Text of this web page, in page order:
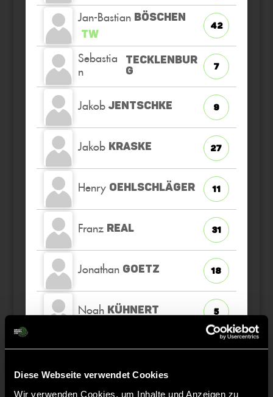
Diese Webseite verwendet Cookies
Wir verwenden Cookies, um Inhalte und Anzeigen zu
Jan-Bastian BÖSCHEN
TW
42
Sebastia
n
TECKLENBUR
G
7
Jakob JENTSCHKE 9
Jakob KRASKE 27
Henry OEHLSCHLÄGER 11
Franz REAL 31
Jonathan GOETZ 18
Noah KÜHNERT 5
30